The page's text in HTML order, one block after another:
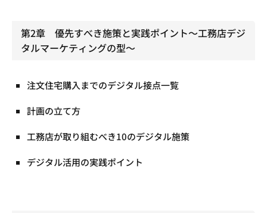
第2章 優先すべき施策と実践ポイント～工務店デジ
タルマーケティングの型～
注文住宅購入までのデジタル接点一覧
計画の立て方
工務店が取り組むべき10のデジタル施策
デジタル活用の実践ポイント